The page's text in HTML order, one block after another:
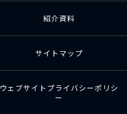
紹介資料
サイトマップ
ウェブサイトプライバシーポリシ
ー